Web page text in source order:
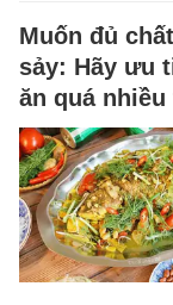
Muốn đủ
sảy: Hãy ưu
ăn quá